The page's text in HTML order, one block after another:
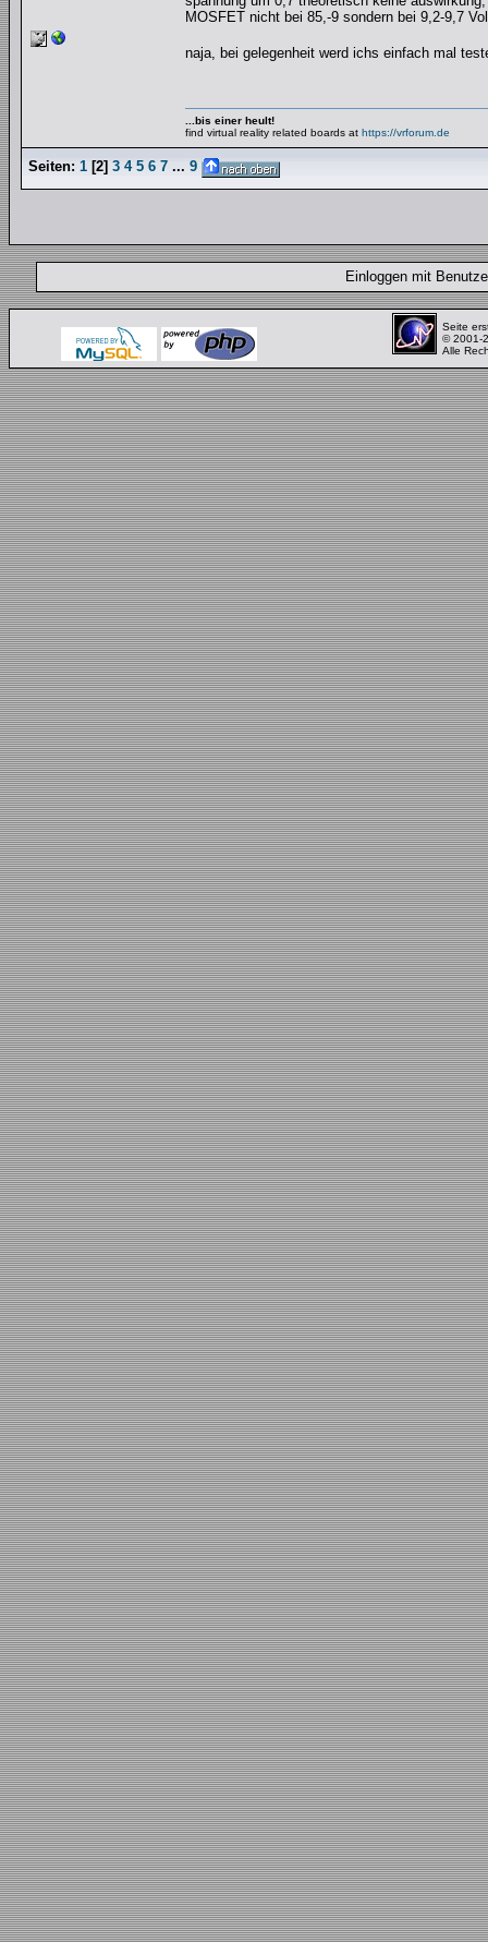
MOSFET nicht bei 85,-9 sondern bei 9,2-9,7
naja, bei gelegenheit werd ichs einfach mal
...bis einer heult!
find virtual reality related boards at https://vrforum.de
Seiten: 1 [2] 3 4 5 6 7 ... 9
Einloggen mit
Seite
© 2001-
Alle